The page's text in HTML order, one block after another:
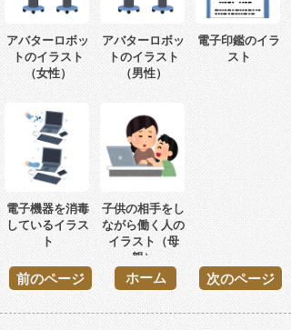
アバターロボッ
トのイラスト
（女性）
アバターロボッ
トのイラスト
（男性）
電子印鑑のイラ
スト
電子機器を消毒
しているイラス
ト
子供の相手をし
ながら働く人の
イラスト（母
親）
前のページ 次のページ
ホーム